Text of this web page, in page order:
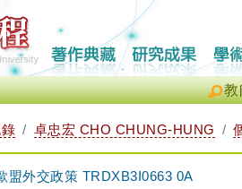
教
卓忠宏 CHO CHUNG-HUNG
盟外交政策 TRDXB3I0663 0A